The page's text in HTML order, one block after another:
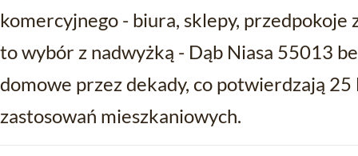
komercyjnego - biura, sklepy, przedpokoje
to wybór z nadwyżką - Dąb Niasa 55013
domowe przez dekady, co potwierdzają
zastosowań mieszkaniowych.